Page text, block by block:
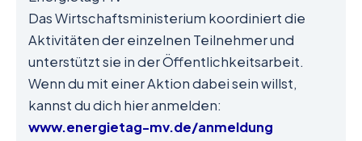
Das Wirtschaftsministerium koordiniert die
Aktivitäten der einzelnen Teilnehmer und
unterstützt sie in der Öffentlichkeitsarbeit.
Wenn du mit einer Aktion dabei sein willst,
kannst du dich hier anmelden:
www.energietag-mv.de/anmeldung